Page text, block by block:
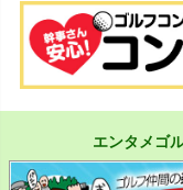
エンタメゴ